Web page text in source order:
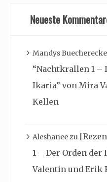
Neueste
Mandys Buecherecke
“Nachtkrallen 1 –
Ikaria” von Mira
Kellen
Aleshaneezu
1 – Der Orden
Valentin und Erik